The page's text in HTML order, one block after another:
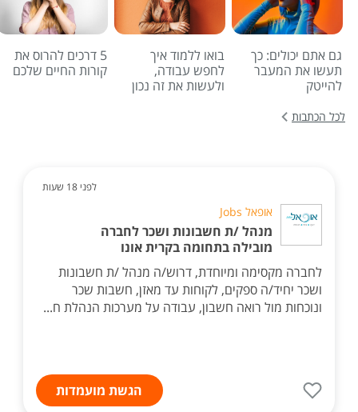
גם אתם יכולים: כך
תעשו את המעבר
להייטק
בואו ללמוד איך
לחפש עבודה,
ולעשות את זה נכון
5 דרכים להרוס את
קורות החיים שלכם
לכל הכתבות
לפני 18 שעות
אופאל Jobs
מנהל /ת חשבונות ושכר לחברה
מובילה בתחומה בקרית אונו
לחברה מקסימה ומיוחדת, דרוש/ה מנהל /ת חשבונות
ושכר יחיד/ה ספקים, לקוחות עד מאזן, חשבות שכר
ונוכחות מול רואה חשבון, עבודה על מערכות הנהלת ח...
הגשת מועמדות